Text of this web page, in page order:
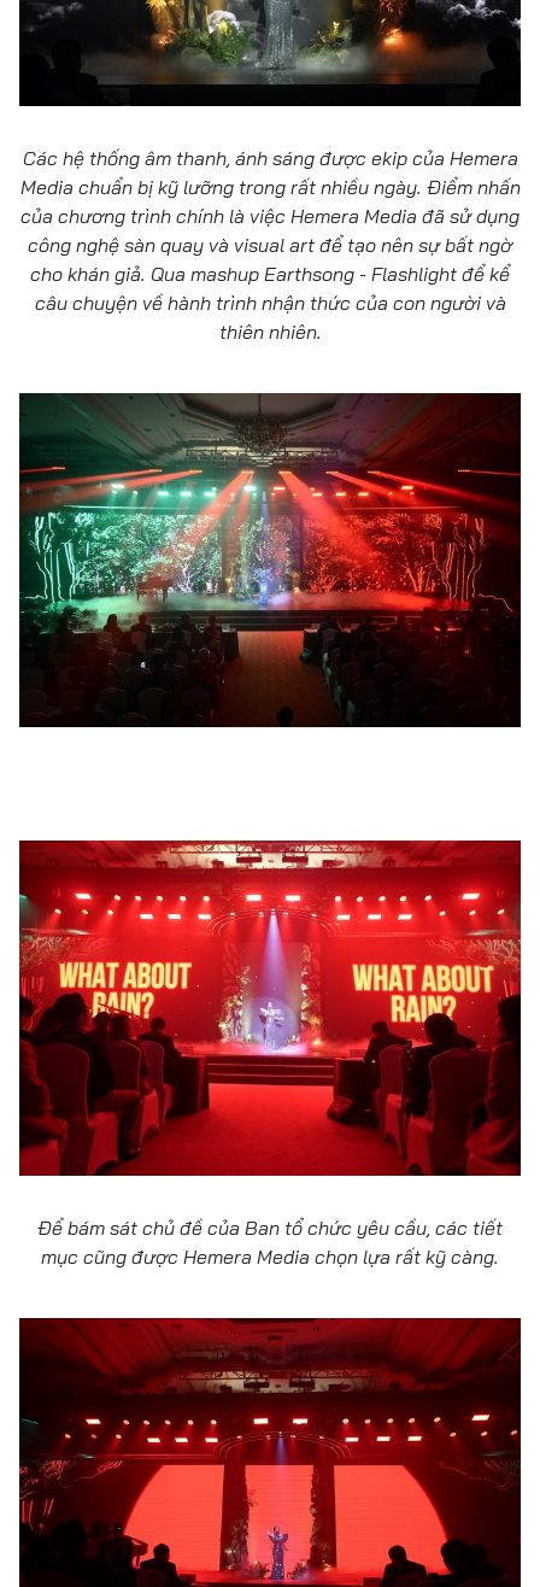
Các hệ thống âm thanh, ánh sáng được ekip của Hemera
Media chuẩn bị kỹ lưỡng trong rất nhiều ngày. Điểm nhấn
của chương trình chính là việc Hemera Media đã sử dụng
công nghệ sàn quay và visual art để tạo nên sự bất ngờ
cho khán giả. Qua mashup Earthsong - Flashlight để kể
câu chuyện về hành trình nhận thức của con người và
thiên nhiên.
Để bám sát chủ đề của Ban tổ chức yêu cầu, các tiết
mục cũng được Hemera Media chọn lựa rất kỹ càng.